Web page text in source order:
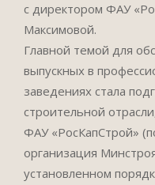
с директором ФАУ
Максимовой.
Главной темой для
выпускных в
заведениях стала
строительной
ФАУ «РосКапСтрой»
организация
установленном